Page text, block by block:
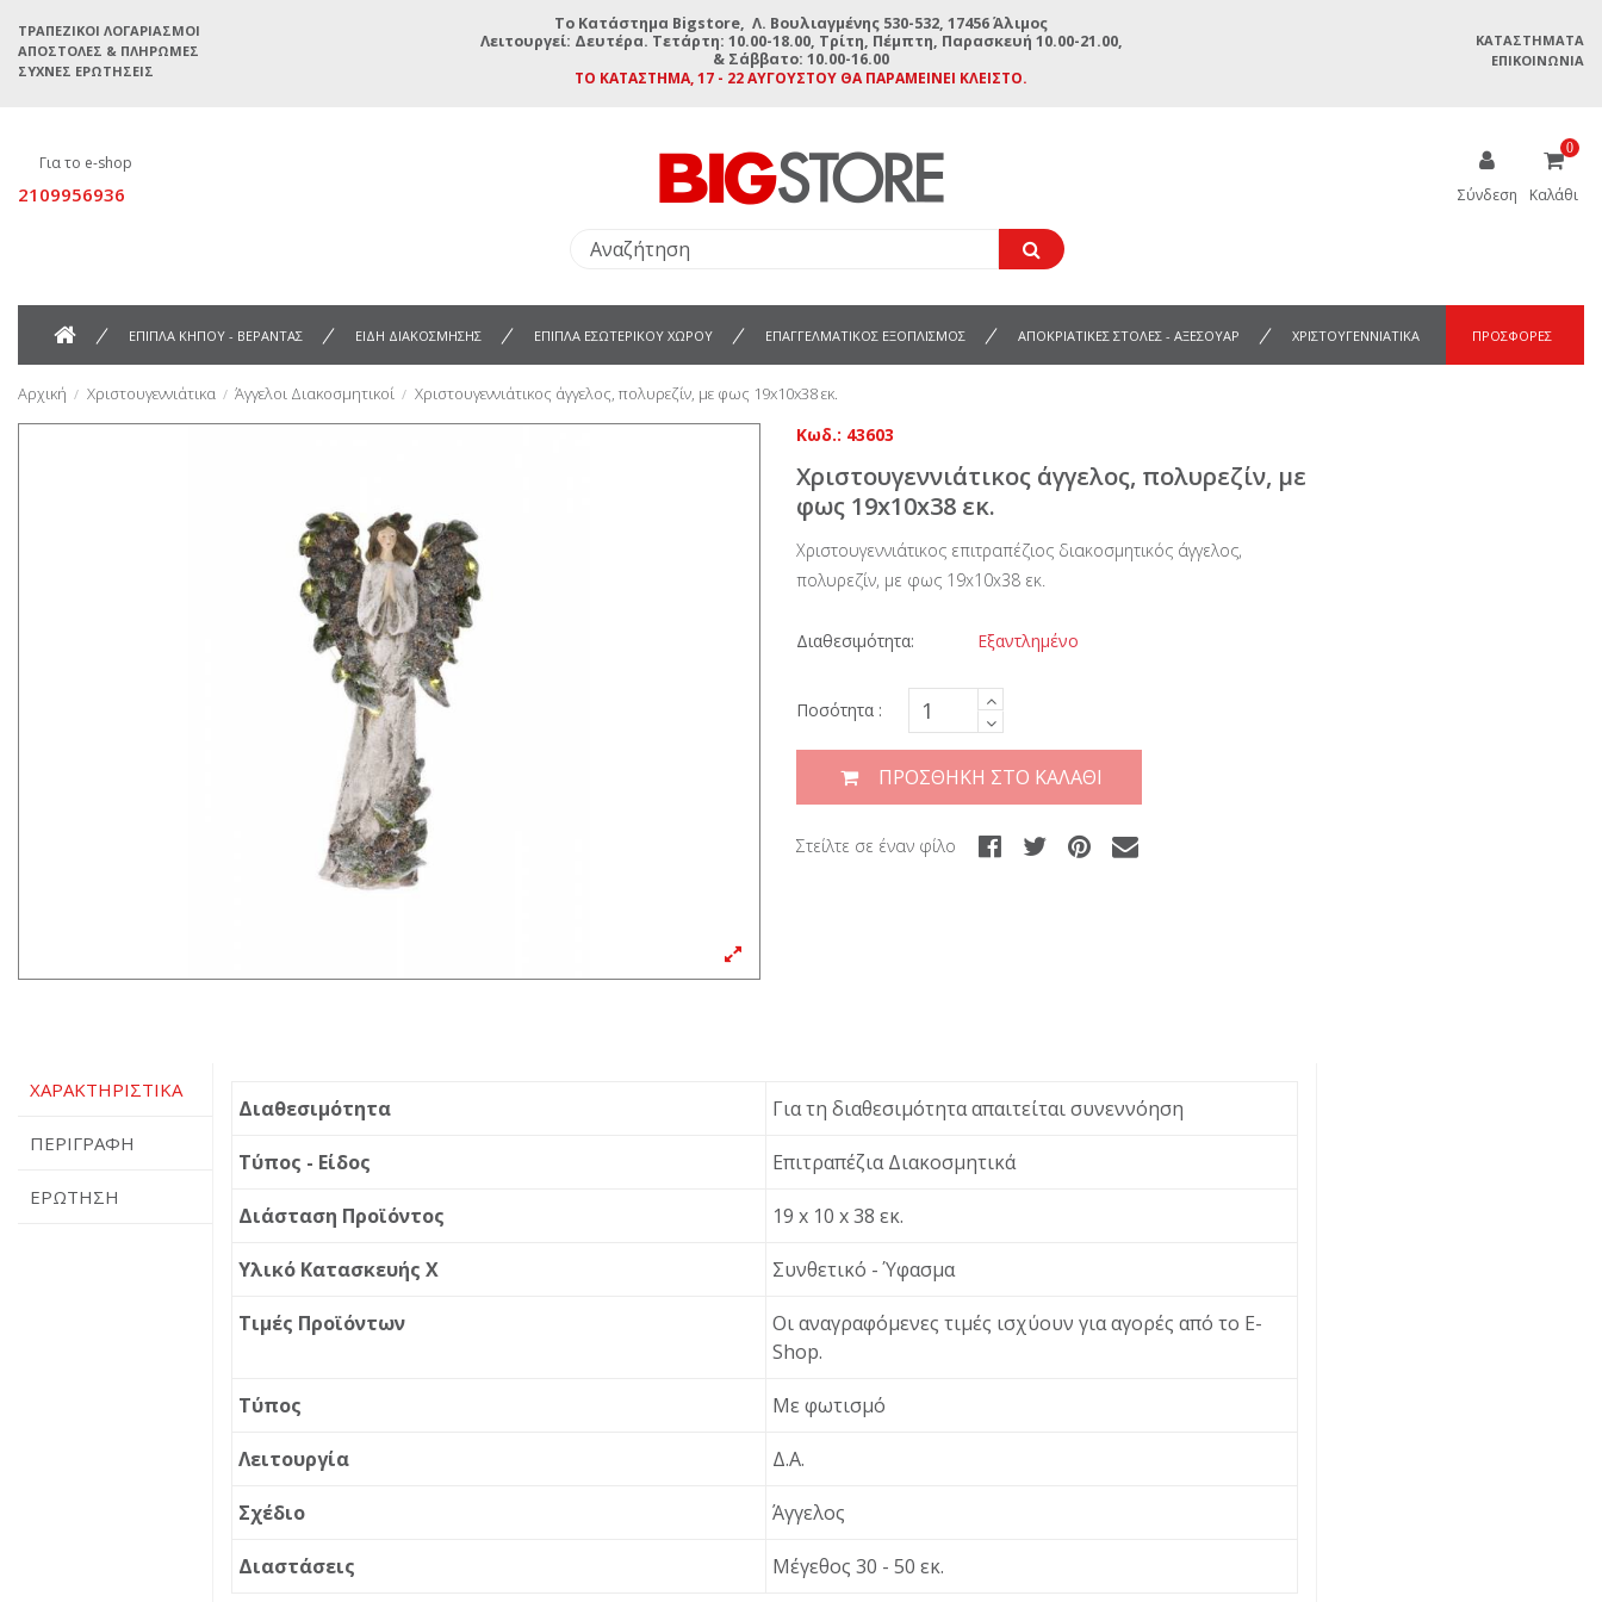
ΤΡΑΠΕΖΙΚΟΊ ΛΟΓΑΡΙΑΣΜΟΊ
ΑΠΟΣΤΟΛΈΣ & ΠΛΗΡΩΜΈΣ
ΣΥΧΝΈΣ ΕΡΩΤΉΣΕΙΣ
To Κατάστημα Bigstore, Λ. Βουλιαγμένης 530-532, 17456 Άλιμος
Λειτουργεί: Δευτέρα. Τετάρτη: 10.00-18.00, Τρίτη, Πέμπτη, Παρασκευή 10.00-21.00,
& Σάββατο: 10.00-16.00
ΤΟ ΚΑΤΆΣΤΗΜΑ, 17 - 22 ΑΥΓΟΎΣΤΟΥ ΘΑ ΠΑΡΑΜΕΊΝΕΙ ΚΛΕΙΣΤΌ.
ΚΑΤΑΣΤΉΜΑΤΑ
ΕΠΙΚΟΙΝΩΝΊΑ
Για το e-shop
2109956936 Σύνδεση
0
Καλάθι
ΕΠΙΠΛΑ ΚΗΠΟΥ - ΒΕΡΑΝΤΑΣ ΕΙΔΗ ΔΙΑΚΟΣΜΗΣΗΣ ΕΠΙΠΛΑ ΕΣΩΤΕΡΙΚΟΥ ΧΩΡΟΥ ΕΠΑΓΓΕΛΜΑΤΙΚΟΣ ΕΞΟΠΛΙΣΜΟΣ ΑΠΟΚΡΙΑΤΙΚΕΣ ΣΤΟΛΕΣ - ΑΞΕΣΟΥΑΡ ΧΡΙΣΤΟΥΓΕΝΝΙΑΤΙΚΑ ΠΡΟΣΦΟΡΕΣ
Αρχική Χριστουγεννιάτικα Άγγελοι Διακοσμητικοί Χριστουγεννιάτικος άγγελος, πολυρεζίν, με φως 19x10x38 εκ.
Κωδ.: 43603
Χριστουγεννιάτικος άγγελος, πολυρεζίν, με
φως 19x10x38 εκ.
Χριστουγεννιάτικος επιτραπέζιος διακοσμητικός άγγελος,
πολυρεζίν, με φως 19x10x38 εκ.
Διαθεσιμότητα: Εξαντλημένο
Ποσότητα :
ΠΡΟΣΘΉΚΗ ΣΤΟ ΚΑΛΆΘΙ
Στείλτε σε έναν φίλο
ΧΑΡΑΚΤΗΡΙΣΤΙΚΆ
ΠΕΡΙΓΡΑΦΉ
ΕΡΏΤΗΣΗ
Διαθεσιμότητα Για τη διαθεσιμότητα απαιτείται συνεννόηση
Τύπος - Είδος Επιτραπέζια Διακοσμητικά
Διάσταση Προϊόντος 19 x 10 x 38 εκ.
Υλικό Κατασκευής X Συνθετικό - Ύφασμα
Τιμές Προϊόντων
Οι αναγραφόμενες τιμές ισχύουν για αγορές από το Ε-
Shop.
Τύπος Με φωτισμό
Λειτουργία Δ.Α.
Σχέδιο Άγγελος
Διαστάσεις Μέγεθος 30 - 50 εκ.